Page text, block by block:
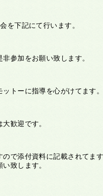
を下記にて行います。
参加をお願い致します。
トーに指導を心がけてます。
歓迎です。
ので添付資料に記載されてま
致します。